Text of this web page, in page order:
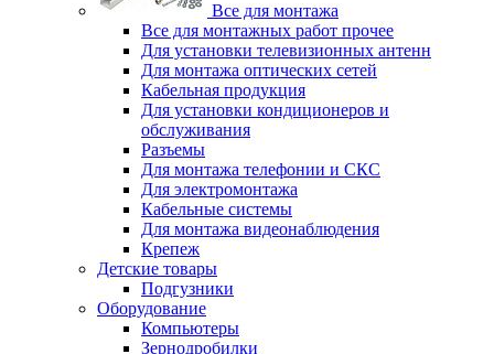
Все для монтажа
Все для монтажных работ прочее
Для установки телевизионных антенн
Для монтажа оптических сетей
Кабельная продукция
Для установки кондиционеров и
обслуживания
Разъемы
Для монтажа телефонии и СКС
Для электромонтажа
Кабельные системы
Для монтажа видеонаблюдения
Крепеж
Детские товары
Подгузники
Оборудование
Компьютеры
Зернодробилки